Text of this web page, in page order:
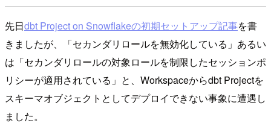
先日dbt Project on Snowflakeの初期セットアップ記事を書
きましたが、「セカンダリロールを無効化している」あるい
は「セカンダリロールの対象ロールを制限したセッションポ
リシーが適用されている」と、Workspaceからdbt Projectを
スキーマオブジェクトとしてデプロイできない事象に遭遇し
ました。